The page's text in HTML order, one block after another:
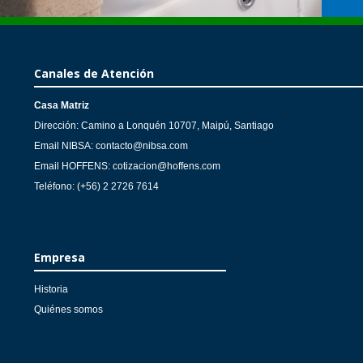
Canales de Atención
Casa Matriz
Dirección: Camino a Lonquén 10707, Maipú, Santiago
Email NIBSA: contacto@nibsa.com
Email HOFFENS: cotizacion@hoffens.com
Teléfono: (+56) 2 2726 7614
Empresa
Historia
Quiénes somos